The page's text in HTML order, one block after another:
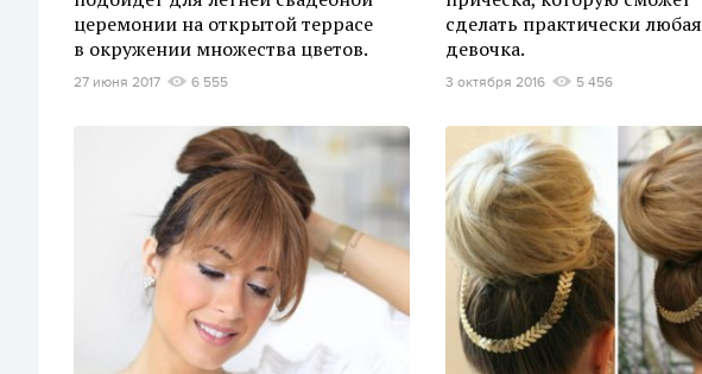
церемонии на открытой террасе
в окружении множества цветов.
27 июня 2017 6 555
сделать практически любая
девочка.
3 октября 2016 5 456